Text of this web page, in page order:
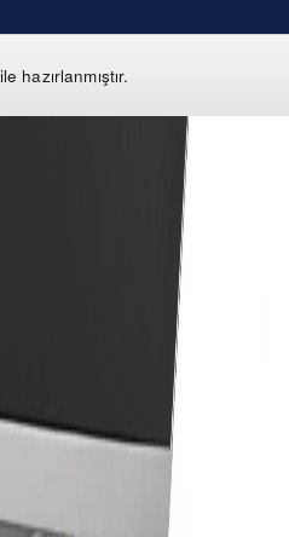
ile hazırlanmıştır.